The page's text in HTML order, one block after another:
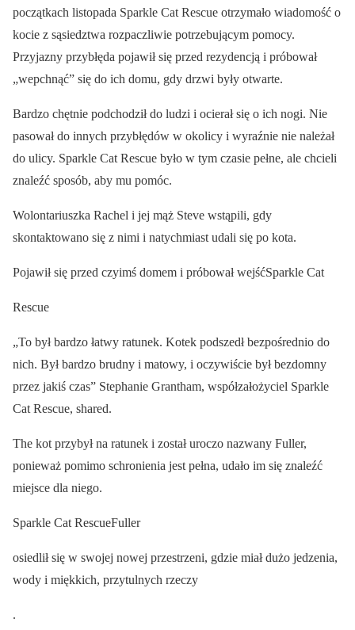
początkach listopada Sparkle Cat Rescue otrzymało wiadomość o
kocie z sąsiedztwa rozpaczliwie potrzebującym pomocy.
Przyjazny przybłęda pojawił się przed rezydencją i próbował
„wepchnąć” się do ich domu, gdy drzwi były otwarte.
Bardzo chętnie podchodził do ludzi i ocierał się o ich nogi. Nie
pasował do innych przybłędów w okolicy i wyraźnie nie należał
do ulicy. Sparkle Cat Rescue było w tym czasie pełne, ale chcieli
znaleźć sposób, aby mu pomóc.
Wolontariuszka Rachel i jej mąż Steve wstąpili, gdy
skontaktowano się z nimi i natychmiast udali się po kota.
Pojawił się przed czyimś domem i próbował wejśćSparkle Cat
Rescue
„To był bardzo łatwy ratunek. Kotek podszedł bezpośrednio do
nich. Był bardzo brudny i matowy, i oczywiście był bezdomny
przez jakiś czas” Stephanie Grantham, współzałożyciel Sparkle
Cat Rescue, shared.
The kot przybył na ratunek i został uroczo nazwany Fuller,
ponieważ pomimo schronienia jest pełna, udało im się znaleźć
miejsce dla niego.
Sparkle Cat RescueFuller
osiedlił się w swojej nowej przestrzeni, gdzie miał dużo jedzenia,
wody i miękkich, przytulnych rzeczy
.